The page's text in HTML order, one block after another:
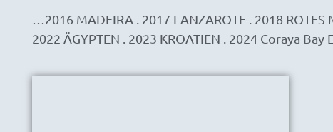
…2016 MADEIRA . 2017 LANZAROTE . 2018 ROTES
2022 ÄGYPTEN . 2023 KROATIEN . 2024 Coraya Bay